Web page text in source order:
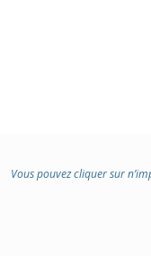
Vous pouvez cliquer sur